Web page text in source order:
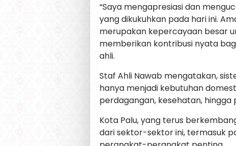
“Saya mengapresiasi dan
yang dikukuhkan pada hari ini.
merupakan kepercayaan besar
memberikan kontribusi nyata
ahli.
Staf Ahli Nawab mengatakan,
hanya menjadi kebutuhan
perdagangan, kesehatan, hingga
Kota Palu, yang terus
dari sektor-sektor ini, termasuk